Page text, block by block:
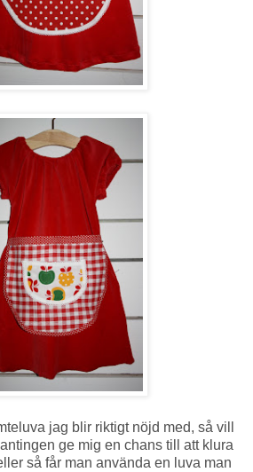
jag blir riktigt nöjd med, så vill
ge mig en chans till att klura
så får man använda en luva man